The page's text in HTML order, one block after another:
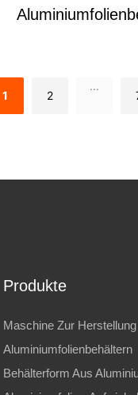
1 2
...
Produkte
Maschine Zur
Aluminiumfolienbehältern
Behälterform Aus